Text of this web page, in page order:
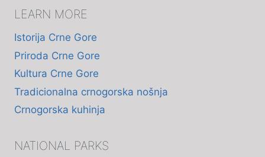
LEARN MORE
Istorija Crne Gore
Priroda Crne Gore
Kultura Crne Gore
Tradicionalna crnogorska nošnja
Crnogorska kuhinja
NATIONAL PARKS